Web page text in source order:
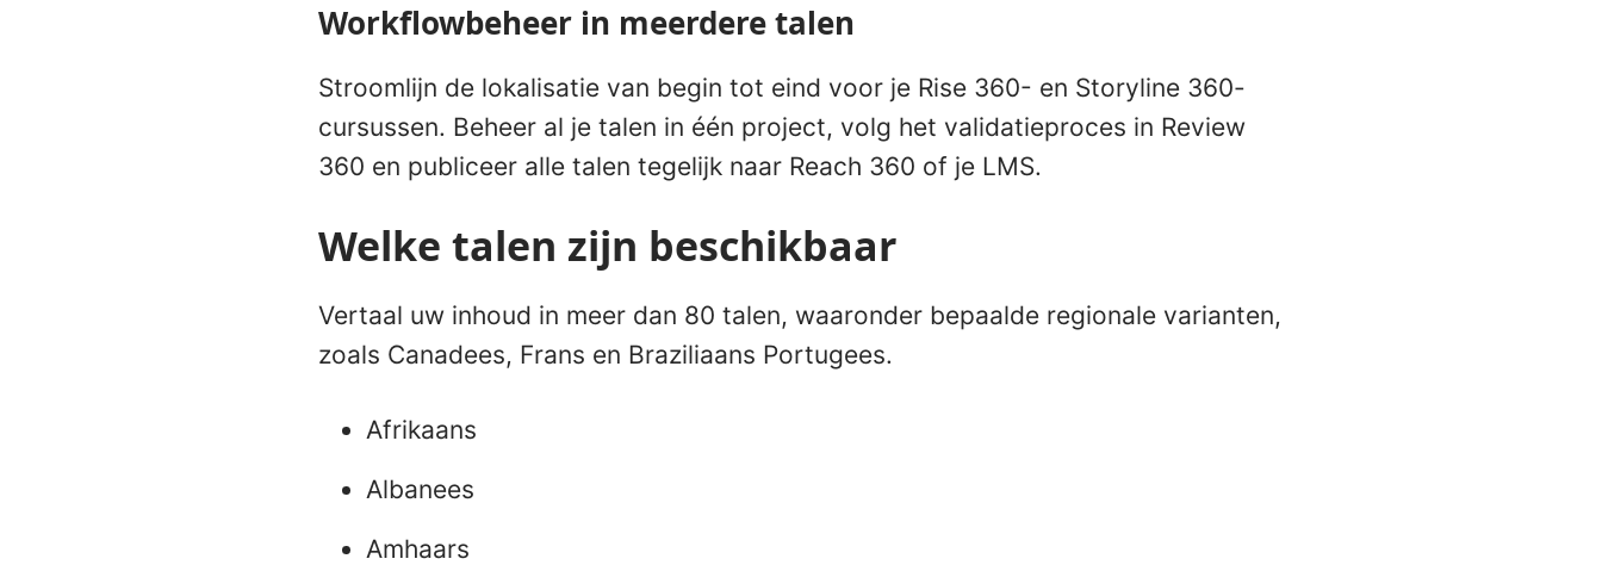
Workflowbeheer in meerdere talen
Stroomlijn de lokalisatie van begin tot eind voor je Rise 360- en Storyline 360-
cursussen. Beheer al je talen in één project, volg het validatieproces in Review
360 en publiceer alle talen tegelijk naar Reach 360 of je LMS.
Welke talen zijn beschikbaar
Vertaal uw inhoud in meer dan 80 talen, waaronder bepaalde regionale varianten,
zoals Canadees, Frans en Braziliaans Portugees.
Afrikaans
Albanees
Amhaars